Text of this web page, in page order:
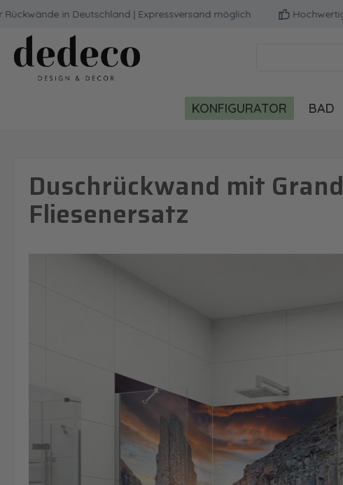
Hauptinhalt springen
Zur Suche springen
Zur Hauptnavigation springen
in Deutschland | Expressversand möglich Hochwertige
KONFIGURATOR BAD
Duschrückwand mit
Fliesenersatz